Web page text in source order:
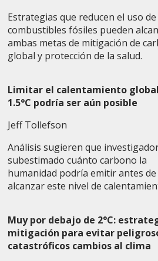
Estrategias que reducen el uso de
combustibles fósiles pueden
ambas metas de mitigación de
global y protección de la salud.
Limitar el calentamiento
1.5°C podría ser aún posible
Jeff Tollefson
Análisis sugieren que
subestimado cuánto carbono la
humanidad podría emitir antes de
alcanzar este nivel de
Muy por debajo de 2°C:
mitigación para evitar
catastróficos cambios al clima